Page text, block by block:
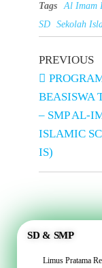
Tags Al Imam
SD
Sekolah
PREVIOUS
BEASISWA
– SMP AL-
ISLAMIC
IS)
SD & SMP
Limus Pratama